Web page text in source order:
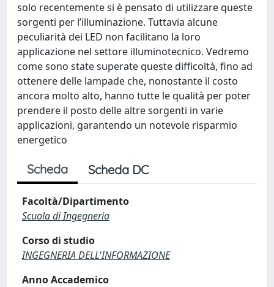
solo recentemente si è pensato di utilizzare queste
sorgenti per l’illuminazione. Tuttavia alcune
peculiarità dei LED non facilitano la loro
applicazione nel settore illuminotecnico. Vedremo
come sono state superate queste difficoltà, fino ad
ottenere delle lampade che, nonostante il costo
ancora molto alto, hanno tutte le qualità per poter
prendere il posto delle altre sorgenti in varie
applicazioni, garantendo un notevole risparmio
energetico
Scheda Scheda DC
Facoltà/Dipartimento
Scuola di Ingegneria
Corso di studio
INGEGNERIA DELL'INFORMAZIONE
Anno Accademico